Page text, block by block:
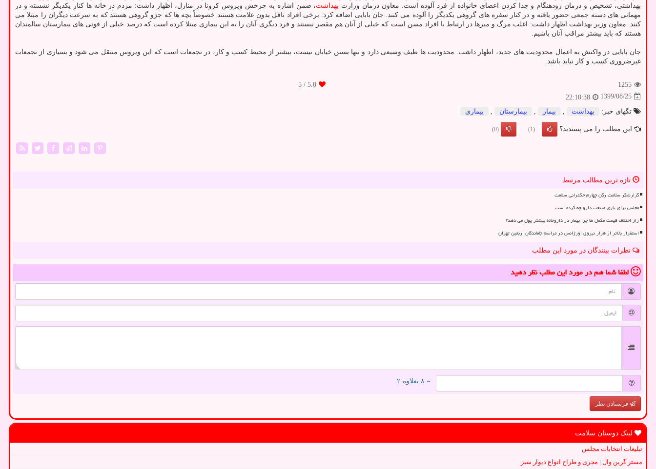
بهداشتی، تشخیص و درمان زودهنگام و جدا کردن اعضای خانواده از فرد آلوده است. معاون درمان وزارت بهداشت، ضمن اشاره به چرخش ویروس کرونا در منازل، اظهار داشت: مردم در خانه ها کنار یکدیگر نشسته و در
مهمانی های دسته جمعی حضور یافته و در کنار سفره های گروهی یکدیگر را آلوده می کنند. جان بابایی اضافه کرد: برخی افراد ناقل بدون علامت هستند خصوصاً بچه ها که جزو گروهی هستند که به سرعت دیگران را مبتلا می
کنند. معاون وزیر بهداشت اظهار داشت: اغلب مرگ و میرها در ارتباط با افراد مسن است که خیلی از آنان هم مقصر نیستند و فرد دیگری آنان را به این بیماری مبتلا کرده است که درصد خیلی از فوتی های بیمارستان سالمندان
هستند که باید بیشتر مراقب آنان باشیم.
جان بابایی در واکنش به اعمال محدودیت های جدید، اظهار داشت: محدودیت ها طیف وسیعی دارد و تنها بستن خیابان نیست، بیشتر از محیط کسب و کار، در تجمعات است که این ویروس منتقل می شود و بسیاری از تجمعات
غیرضروری کسب و کار نباید باشد.
1255
5.0
/ 5
1399/08/25
22:10:38
تگهای خبر:
بهداشت بیمار بیمارستان بیماری
این مطلب را می پسندید؟ (1)
(0)
تازه ترین مطالب مرتبط
گزارشگر سلامت رکن چهارم حکمرانی سلامت
مجلس برای یاری صنعت دارو چه کرده است
راز اختلاف قیمت مکمل ها چرا بیمار در داروخانه بیشتر پول می دهد؟
استقرار بالاتر از هزار نیروی اورژانس در مراسم جاماندگان اربعین تهران
نظرات بینندگان در مورد این مطلب
لطفا شما همدر مورد این مطلبنظر دهید
= ۸ بعلاوه ۲
فرستادن نظر
لینک دوستان سلامت
تبلیغات انتخابات مجلس
مستر گرین وال | مجری و طراح انواع دیوار سبز